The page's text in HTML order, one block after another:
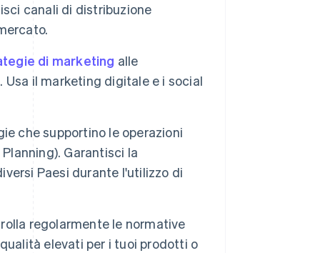
canali di distribuzione
di marketing alle
il marketing digitale e i social
che supportino le operazioni
Garantisci la
Paesi durante l'utilizzo di
regolarmente le normative
elevati per i tuoi prodotti o